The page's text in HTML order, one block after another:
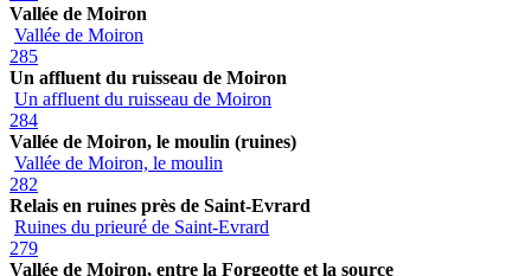
Vallée de Moiron
Vallée de Moiron
285
Un affluent du ruisseau de Moiron
Un affluent du ruisseau de Moiron
284
Vallée de Moiron, le moulin (ruines)
Vallée de Moiron, le moulin
282
Relais en ruines près de Saint-Evrard
Ruines du prieuré de Saint-Evrard
279
Vallée de Moiron, entre la Forgeotte et la source